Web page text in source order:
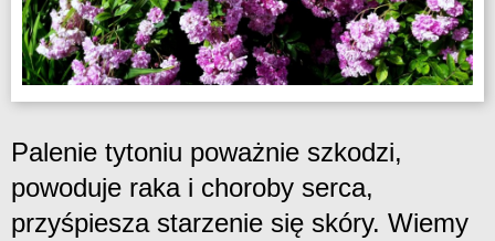
Palenie tytoniu poważnie szkodzi,
powoduje raka i choroby serca,
przyśpiesza starzenie się skóry. Wiemy